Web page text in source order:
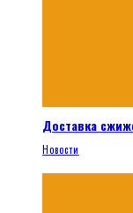
Доставка
Новости